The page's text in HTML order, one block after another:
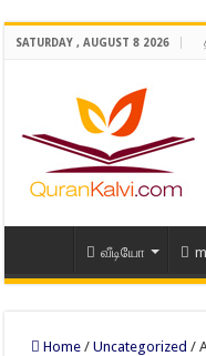
SATURDAY , AUGUST 8 2026
வீடியோ
Home / Uncategorized /